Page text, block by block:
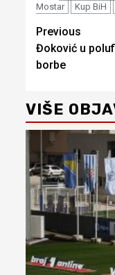
Mostar
Kup BiH
Previous
Đoković u
borbe
VIŠE